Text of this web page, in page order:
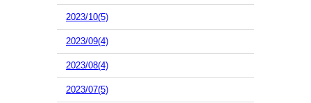
2023/10(5)
2023/09(4)
2023/08(4)
2023/07(5)